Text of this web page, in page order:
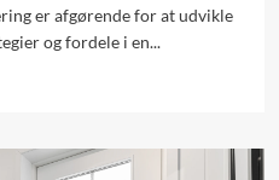
er afgørende for at udvikle
og fordele i en...